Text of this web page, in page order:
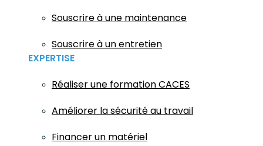
Souscrire à une maintenance
Souscrire à un entretien
EXPERTISE
Réaliser une formation CACES
Améliorer la sécurité au travail
Financer un matériel